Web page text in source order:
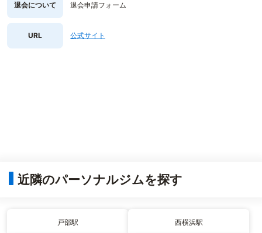
退会について 退会申請フォーム
URL 公式サイト
近隣のパーソナルジムを探す
戸部駅 西横浜駅